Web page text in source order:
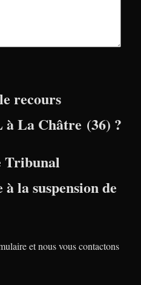
recours
La Châtre (36) ?
Tribunal
la suspension de
et nous vous contactons